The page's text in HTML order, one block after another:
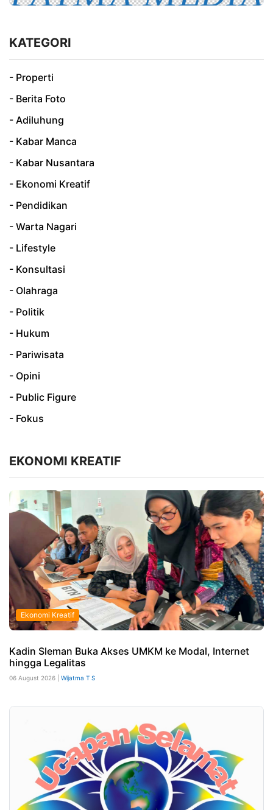
KATEGORI
- Properti
- Berita Foto
- Adiluhung
- Kabar Manca
- Kabar Nusantara
- Ekonomi Kreatif
- Pendidikan
- Warta Nagari
- Lifestyle
- Konsultasi
- Olahraga
- Politik
- Hukum
- Pariwisata
- Opini
- Public Figure
- Fokus
EKONOMI KREATIF
Ekonomi Kreatif
Kadin Sleman Buka Akses UMKM ke Modal, Internet
hingga Legalitas
06 August 2026 | Wijatma T S